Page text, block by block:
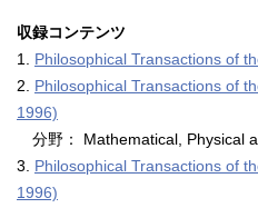
収録コンテンツ
1. Philosophical Transactions of
2. Philosophical Transactions of
1996)
分野： Mathematical, Physical
3. Philosophical Transactions of
1996)